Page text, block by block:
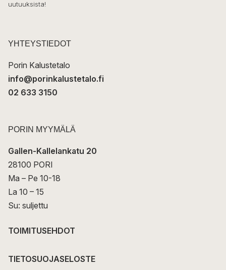
k
t
uutuuksista!
YHTEYSTIEDOT
Porin Kalustetalo
info@porinkalustetalo.fi
02 633 3150
PORIN MYYMÄLÄ
Gallen-Kallelankatu 20
28100 PORI
Ma – Pe 10-18
La 10 – 15
Su: suljettu
TOIMITUSEHDOT
TIETOSUOJASELOSTE